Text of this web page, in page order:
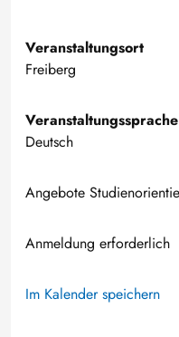
Veranstaltungsort
Freiberg
Veranstaltungssprache
Deutsch
Angebote
Anmeldung erforderlich
Im Kalender speichern